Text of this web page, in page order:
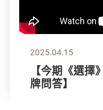
2025.04.15
【今期《選擇
牌問答】